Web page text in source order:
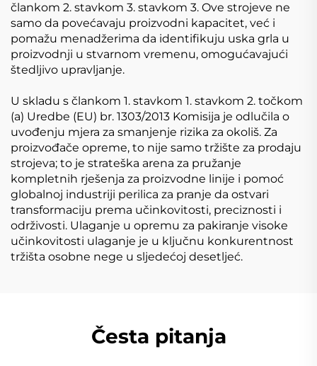
člankom 2. stavkom 3. stavkom 3. Ove strojeve ne
samo da povećavaju proizvodni kapacitet, već i
pomažu menadžerima da identifikuju uska grla u
proizvodnji u stvarnom vremenu, omogućavajući
štedljivo upravljanje.
U skladu s člankom 1. stavkom 1. stavkom 2. točkom
(a) Uredbe (EU) br. 1303/2013 Komisija je odlučila o
uvođenju mjera za smanjenje rizika za okoliš. Za
proizvođače opreme, to nije samo tržište za prodaju
strojeva; to je strateška arena za pružanje
kompletnih rješenja za proizvodne linije i pomoć
globalnoj industriji perilica za pranje da ostvari
transformaciju prema učinkovitosti, preciznosti i
održivosti. Ulaganje u opremu za pakiranje visoke
učinkovitosti ulaganje je u ključnu konkurentnost
tržišta osobne nege u sljedećoj desetljeć.
Česta pitanja